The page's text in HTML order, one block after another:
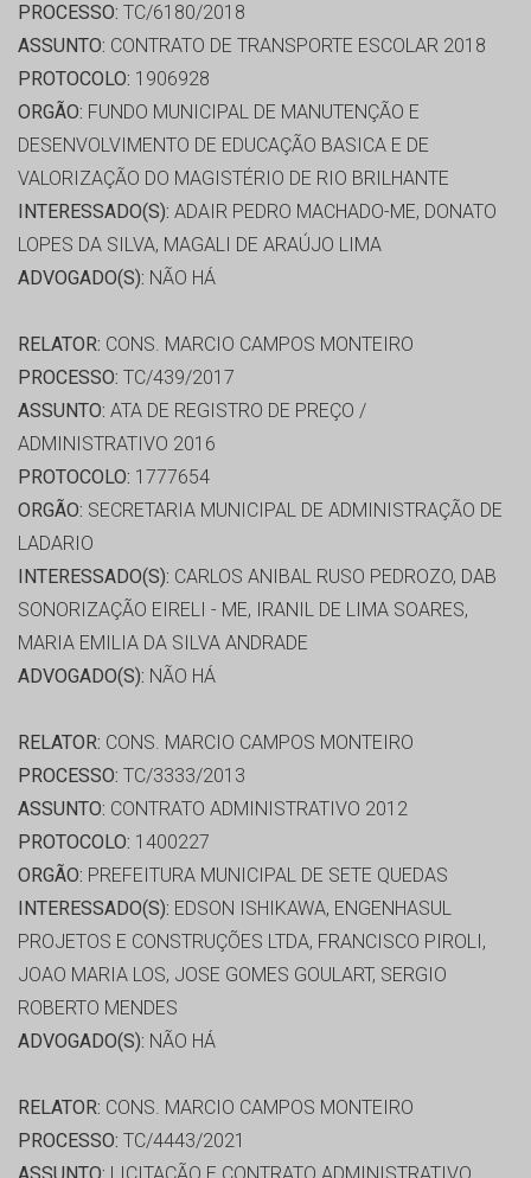
PROCESSO: TC/6180/2018
ASSUNTO: CONTRATO DE TRANSPORTE ESCOLAR 2018
PROTOCOLO: 1906928
ORGÃO: FUNDO MUNICIPAL DE MANUTENÇÃO E
DESENVOLVIMENTO DE EDUCAÇÃO BASICA E DE
VALORIZAÇÃO DO MAGISTÉRIO DE RIO BRILHANTE
INTERESSADO(S): ADAIR PEDRO MACHADO-ME, DONATO
LOPES DA SILVA, MAGALI DE ARAÚJO LIMA
ADVOGADO(S): NÃO HÁ
RELATOR: CONS. MARCIO CAMPOS MONTEIRO
PROCESSO: TC/439/2017
ASSUNTO: ATA DE REGISTRO DE PREÇO /
ADMINISTRATIVO 2016
PROTOCOLO: 1777654
ORGÃO: SECRETARIA MUNICIPAL DE ADMINISTRAÇÃO DE
LADARIO
INTERESSADO(S): CARLOS ANIBAL RUSO PEDROZO, DAB
SONORIZAÇÃO EIRELI - ME, IRANIL DE LIMA SOARES,
MARIA EMILIA DA SILVA ANDRADE
ADVOGADO(S): NÃO HÁ
RELATOR: CONS. MARCIO CAMPOS MONTEIRO
PROCESSO: TC/3333/2013
ASSUNTO: CONTRATO ADMINISTRATIVO 2012
PROTOCOLO: 1400227
ORGÃO: PREFEITURA MUNICIPAL DE SETE QUEDAS
INTERESSADO(S): EDSON ISHIKAWA, ENGENHASUL
PROJETOS E CONSTRUÇÕES LTDA, FRANCISCO PIROLI,
JOAO MARIA LOS, JOSE GOMES GOULART, SERGIO
ROBERTO MENDES
ADVOGADO(S): NÃO HÁ
RELATOR: CONS. MARCIO CAMPOS MONTEIRO
PROCESSO: TC/4443/2021